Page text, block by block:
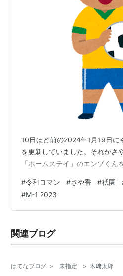
10日ほど前の2024年1月19日に
を更新していました。それがさ
「ホームステイ」のエンゾくん
#令和ロマン #さや香 #祇園
#M-1 2023
関連ブログ
はてなブログ > 未指定 > 木﨑太郎